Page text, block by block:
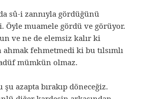
sû-i zannıyla gördüğünü
Öyle muamele gördü ve görüyor.
ve ne de elemsiz kalır ki
ahmak fehmetmedi ki bu tılsımlı
mümkün olmaz.
şu azapta bırakıp döneceğiz.